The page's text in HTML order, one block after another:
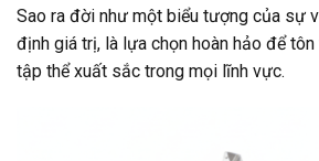
Sao ra đời như một biểu tượng của sự
định giá trị, là lựa chọn hoàn hảo để tôn
tập thể xuất sắc trong mọi lĩnh vực.